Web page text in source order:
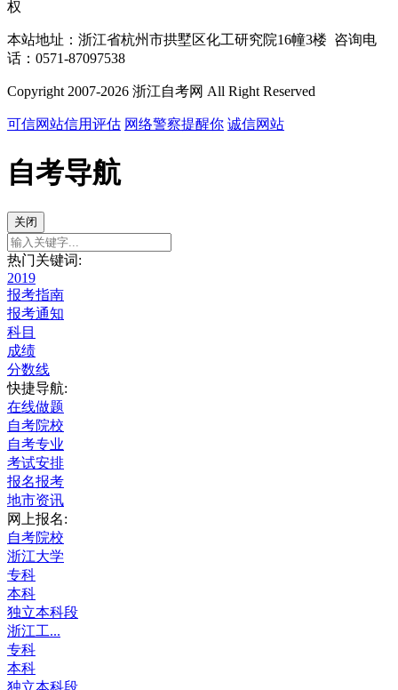
权
本站地址：浙江省杭州市拱墅区化工研究院16幢3楼 咨询电
话：0571-87097538
Copyright 2007-2026 浙江自考网 All Right Reserved
可信网站信用评估 网络警察提醒你 诚信网站
自考导航
关闭
热门关键词:
2019
报考指南
报考通知
科目
成绩
分数线
快捷导航:
在线做题
自考院校
自考专业
考试安排
报名报考
地市资讯
网上报名:
自考院校
浙江大学
专科
本科
独立本科段
浙江工...
专科
本科
独立本科段